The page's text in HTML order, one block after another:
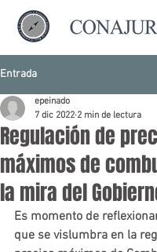
Entrada
Regulación de
máximos de
la mira del
epeinado
7 dic 2022 2 min de lectura
Es momento de
que se vislumbra en la